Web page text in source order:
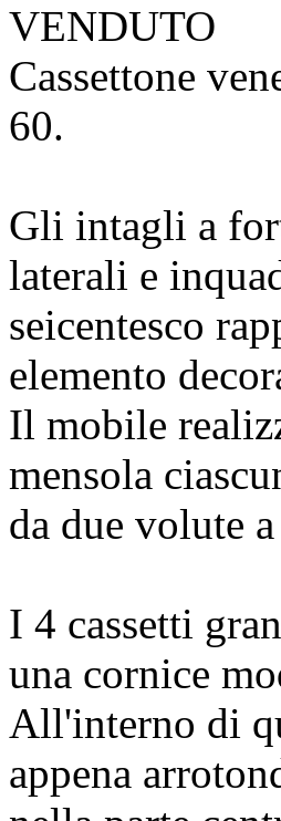
VENDUTO
Cassettone
60.
Gli intagli a
laterali e
seicentesco
elemento
Il mobile
mensola
da due volute a
I 4 cassetti
una cornice
All'interno di
appena